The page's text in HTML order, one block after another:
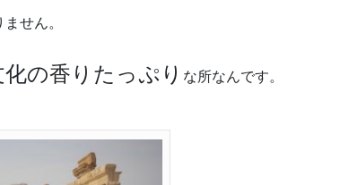
せん。
の香りたっぷり な所なんです。